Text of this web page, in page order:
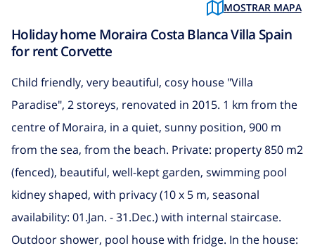
MOSTRAR MAPA
Holiday home Moraira Costa Blanca Villa Spain
for rent Corvette
Child friendly, very beautiful, cosy house "Villa
Paradise", 2 storeys, renovated in 2015. 1 km from the
centre of Moraira, in a quiet, sunny position, 900 m
from the sea, from the beach. Private: property 850 m2
(fenced), beautiful, well-kept garden, swimming pool
kidney shaped, with privacy (10 x 5 m, seasonal
availability: 01.Jan. - 31.Dec.) with internal staircase.
Outdoor shower, pool house with fridge. In the house: